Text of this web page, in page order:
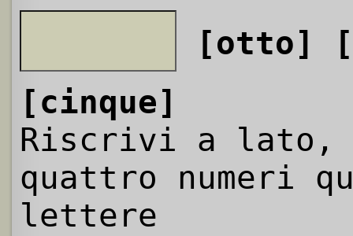
[otto]
[cinque]
Riscrivi a
quattro numeri
lettere